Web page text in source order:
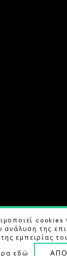
ALL
STUDIO.
cookies
της
εμπειρίας
εδώ